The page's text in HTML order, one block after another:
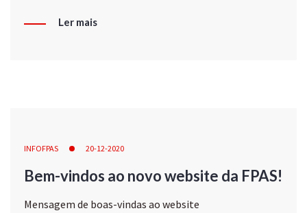
Ler mais
INFOFPAS 20-12-2020
Bem-vindos ao novo website da FPAS!
Mensagem de boas-vindas ao website